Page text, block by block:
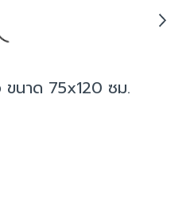
ขนาด 75x120 ซม.